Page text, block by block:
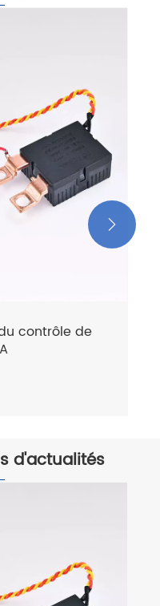
contrôle de

d'actualités